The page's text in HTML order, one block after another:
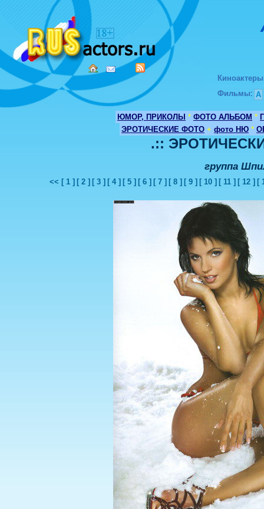
Киноактеры
Фильмы: А
ЮМОР, ПРИКОЛЫ * ФОТО АЛЬБОМ *
ЭРОТИЧЕСКИЕ ФОТО + фото НЮ *
.::
группа
<< [ 1 ] [ 2 ] [ 3 ] [ 4 ] [ 5 ] [ 6 ] [ 7 ] [ 8 ] [ 9 ] [ 10 ] [ 11 ] [ 12 ] [